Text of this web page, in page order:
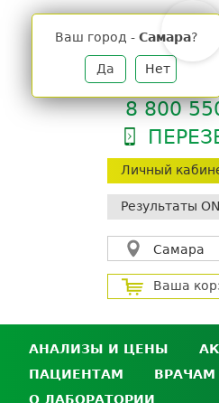
Личный
Результаты
Самара
Ваш город - Самара?
Да Нет
Ваша
телефон
8 800
АНАЛИЗЫ И ЦЕНЫ
Анализы и цены
ПАЦИЕНТАМ
ВРАЧАМ
О ЛАБОРАТОРИИ